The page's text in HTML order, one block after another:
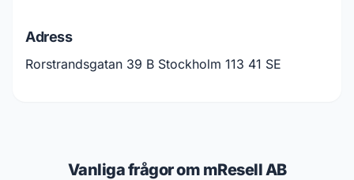
Adress
Rorstrandsgatan 39 B Stockholm 113 41 SE
Vanliga frågor om mResell AB